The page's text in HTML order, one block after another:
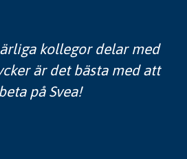
kollegor delar med
är det bästa med att
på Svea!